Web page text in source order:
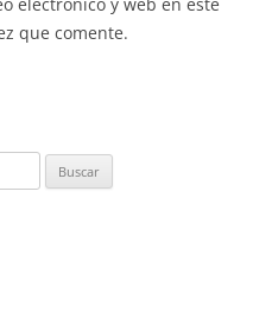
que comente.